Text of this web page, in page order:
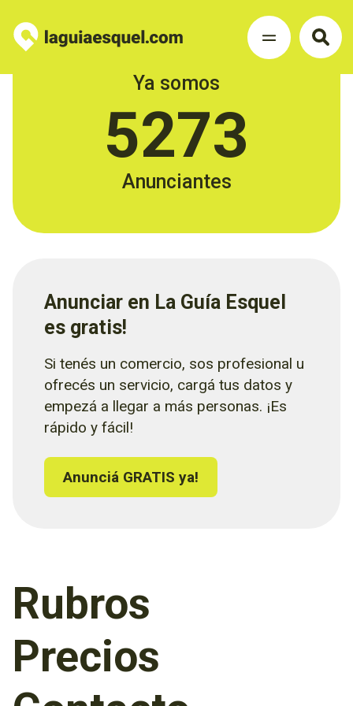
Ya somos
5273
Anunciantes
Anunciar en La Guía Esquel
es gratis!
Si tenés un comercio, sos profesional u
ofrecés un servicio, cargá tus datos y
empezá a llegar a más personas. ¡Es
rápido y fácil!
Anunciá GRATIS ya!
Rubros
Precios